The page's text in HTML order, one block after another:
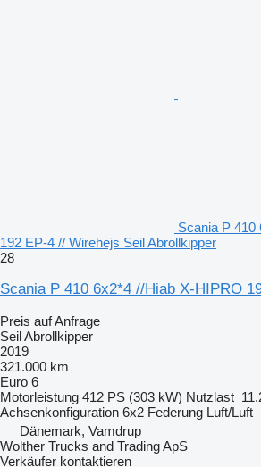
Scania P 410
192 EP-4 // Wirehejs Seil Abrollkipper
28
Scania P 410 6x2*4 //Hiab X-HIPRO
Preis auf Anfrage
Seil Abrollkipper
2019
321.000 km
Euro 6
Motorleistung 412 PS (303 kW) Nutzlast
Achsenkonfiguration 6x2 Federung Luft/Luft
Dänemark, Vamdrup
Wolther Trucks and Trading ApS
Verkäufer kontaktieren